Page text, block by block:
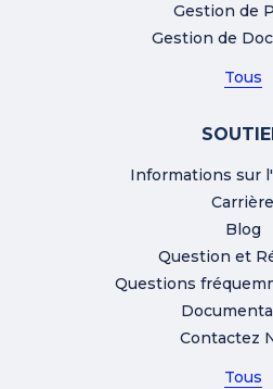
Gestion de
Gestion de
Tous
Informations sur
Carrière
Blog
Question et
Questions
Contactez
Tous